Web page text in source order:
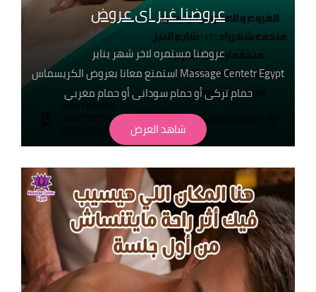
عروضنا غير اى عروض
عروضنا مستمره لاخر شهر يناير
Massage Centetr Egypt استمتع معانا بعروض الكريسماس
حمام تركى أو حمام سودانى أو حمام مغربي
اختار اللى يناسبك فقط ب 450ج احنا دآيما بنهتم بالتفاصيل
عشان راحتك تهمنا
شاهد العرض